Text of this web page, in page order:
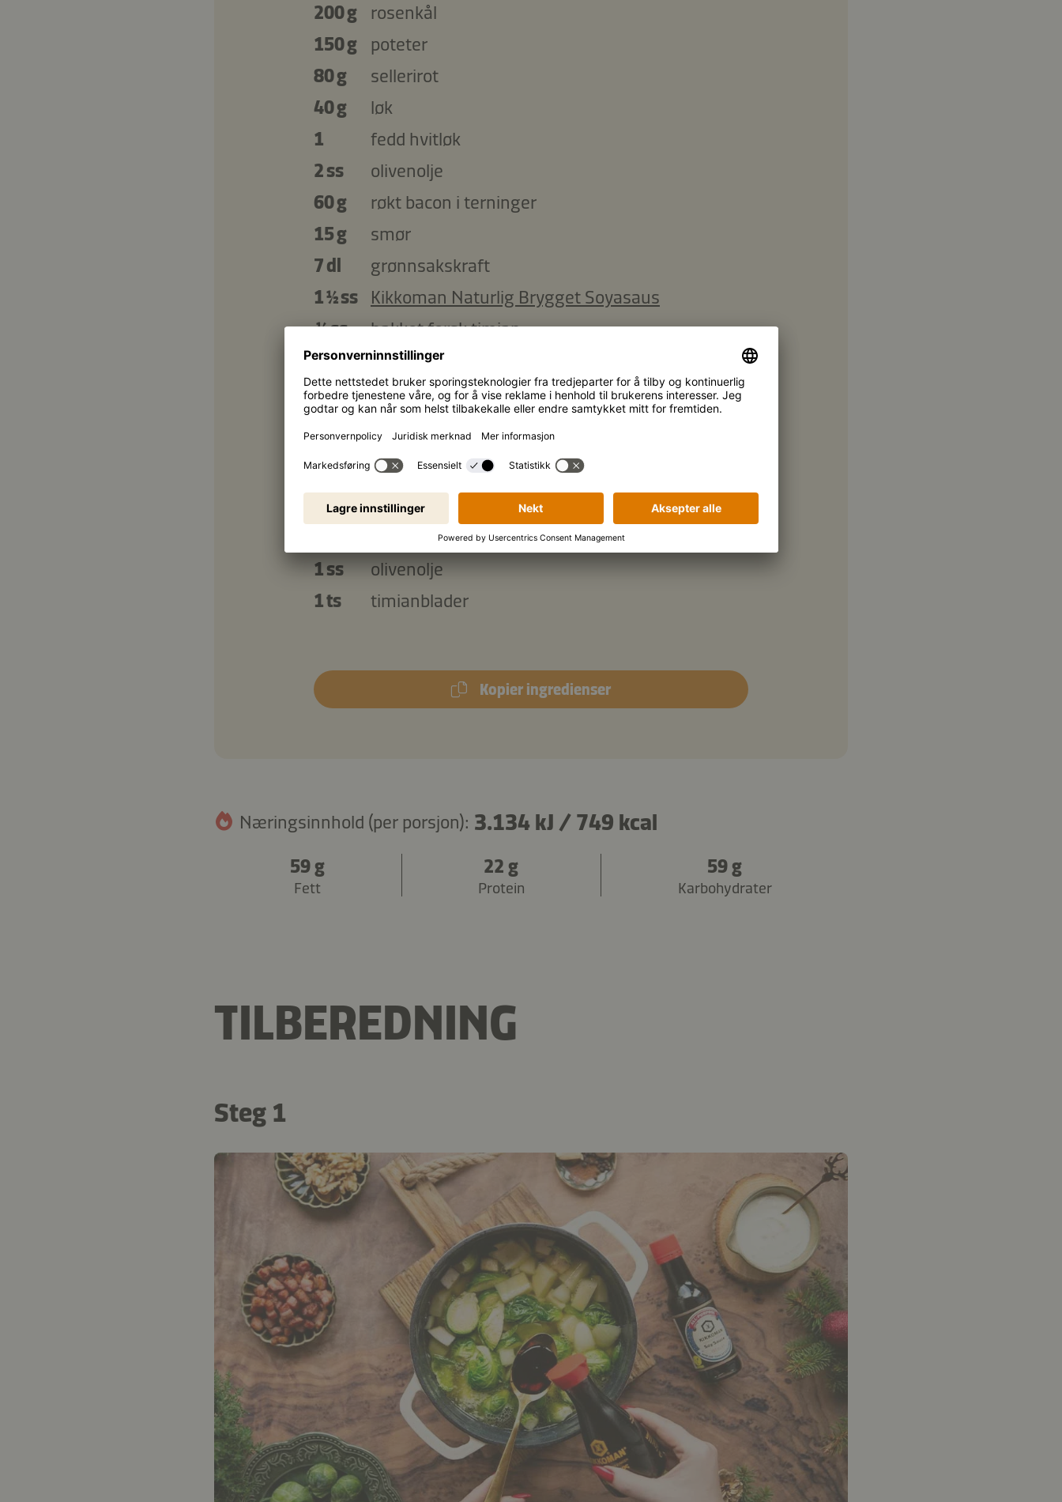
200 g
rosenkål
150 g
poteter
80 g
sellerirot
40 g
løk
1
fedd hvitløk
2 ss
olivenolje
60 g
røkt bacon i terninger
15 g
smør
7 dl
grønnsakskraft
1 ½ ss
Kikkoman Naturlig Brygget Soyasaus
½ ss
hakket fersk timian
¼ ts
malt muskatnøtt
½ ts
nymalt svart pepper
Garnityr:
20 g
valnøtter
crème fraîche
1 ss
olivenolje
1 ts
timianblader
Kopier ingredienser
Næringsinnhold (per porsjon): 3.134 kJ / 749 kcal
59 g
Fett
22 g
Protein
59 g
Karbohydrater
TILBEREDNING
Steg 1